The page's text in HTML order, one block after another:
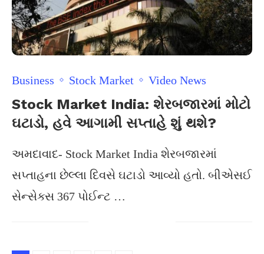
Business Stock Market Video News
Stock Market India: શેરબજારમાં મોટો
ઘટાડો, હવે આગામી સપ્તાહે શું થશે?
અમદાવાદ- Stock Market India શેરબજારમાં
સપ્તાહના છેલ્લા દિવસે ઘટાડો આવ્યો હતો. બીએસઈ
સેન્સેક્સ 367 પોઈન્ટ …